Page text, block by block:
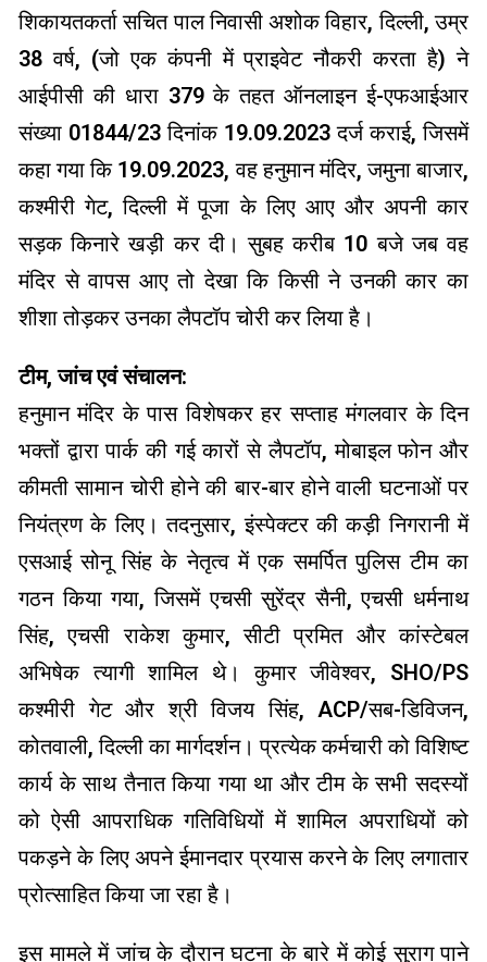
शिकायतकर्ता सचित पाल निवासी अशोक विहार, दिल्ली, उम्र
38 वर्ष, (जो एक कंपनी में प्राइवेट नौकरी करता है) ने
आईपीसी की धारा 379 के तहत ऑनलाइन ई-एफआईआर
संख्या 01844/23 दिनांक 19.09.2023 दर्ज कराई, जिसमें
कहा गया कि 19.09.2023, वह हनुमान मंदिर, जमुना बाजार,
कश्मीरी गेट, दिल्ली में पूजा के लिए आए और अपनी कार
सड़क किनारे खड़ी कर दी। सुबह करीब 10 बजे जब वह
मंदिर से वापस आए तो देखा कि किसी ने उनकी कार का
शीशा तोड़कर उनका लैपटॉप चोरी कर लिया है।
टीम, जांच एवं संचालन:
हनुमान मंदिर के पास विशेषकर हर सप्ताह मंगलवार के दिन
भक्तों द्वारा पार्क की गई कारों से लैपटॉप, मोबाइल फोन और
कीमती सामान चोरी होने की बार-बार होने वाली घटनाओं पर
नियंत्रण के लिए। तदनुसार, इंस्पेक्टर की कड़ी निगरानी में
एसआई सोनू सिंह के नेतृत्व में एक समर्पित पुलिस टीम का
गठन किया गया, जिसमें एचसी सुरेंद्र सैनी, एचसी धर्मनाथ
सिंह, एचसी राकेश कुमार, सीटी प्रमित और कांस्टेबल
अभिषेक त्यागी शामिल थे। कुमार जीवेश्वर, SHO/PS
कश्मीरी गेट और श्री विजय सिंह, ACP/सब-डिविजन,
कोतवाली, दिल्ली का मार्गदर्शन। प्रत्येक कर्मचारी को विशिष्ट
कार्य के साथ तैनात किया गया था और टीम के सभी सदस्यों
को ऐसी आपराधिक गतिविधियों में शामिल अपराधियों को
पकड़ने के लिए अपने ईमानदार प्रयास करने के लिए लगातार
प्रोत्साहित किया जा रहा है।
इस मामले में जांच के दौरान घटना के बारे में कोई सुराग पाने